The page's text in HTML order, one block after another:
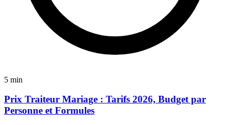
5 min
Prix Traiteur Mariage : Tarifs 2026, Budget par
Personne et Formules